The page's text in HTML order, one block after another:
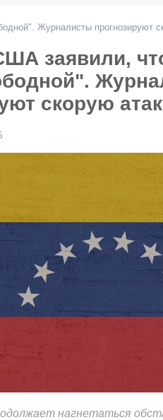
Журналисты прогнозируют
заявили,
скорую
нагнетаться